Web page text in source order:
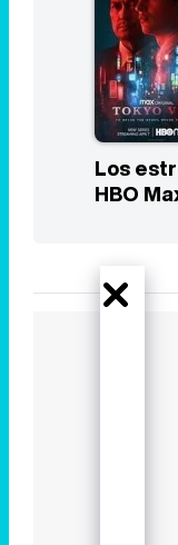
Los
HBO